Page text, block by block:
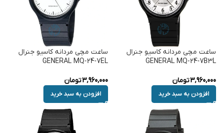
ساعت مچی مردانه کاسیو جنرال
GENERAL MQ-24-7B3L
3,960,000تومان
افزودن به سبد خرید
ساعت مچی مردانه کاسیو جنرال
GENERAL MQ-24-7EL
3,960,000تومان
افزودن به سبد خرید